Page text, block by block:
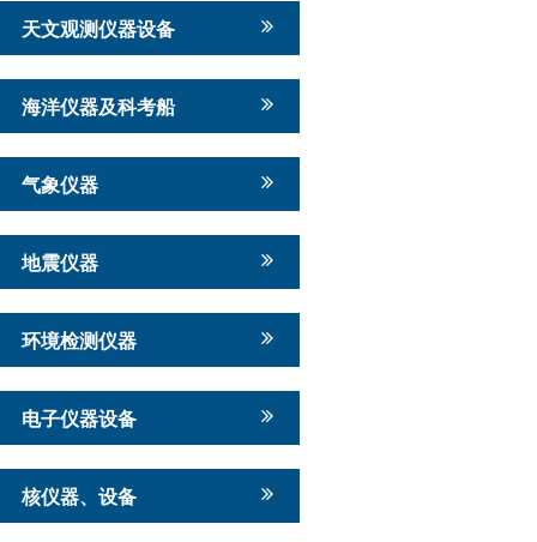
天文观测仪器设备
海洋仪器及科考船
气象仪器
地震仪器
环境检测仪器
电子仪器设备
核仪器、设备